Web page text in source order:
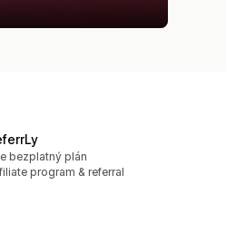
bezplatný plán
program & referral